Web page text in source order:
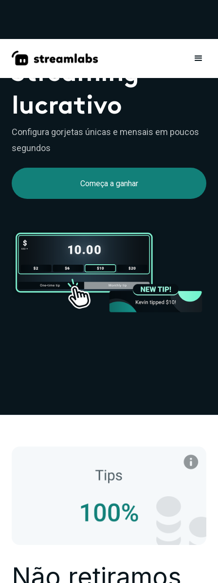
Streaming
lucrativo
Configura gorjetas únicas e mensais em poucos
segundos
Começa a ganhar